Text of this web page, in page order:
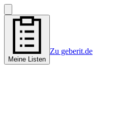
Meine Listen
Zu geberit.de